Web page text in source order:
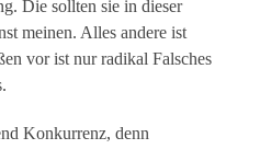
Die sollten sie in dieser
meinen. Alles andere ist
vor ist nur radikal Falsches
Konkurrenz, denn